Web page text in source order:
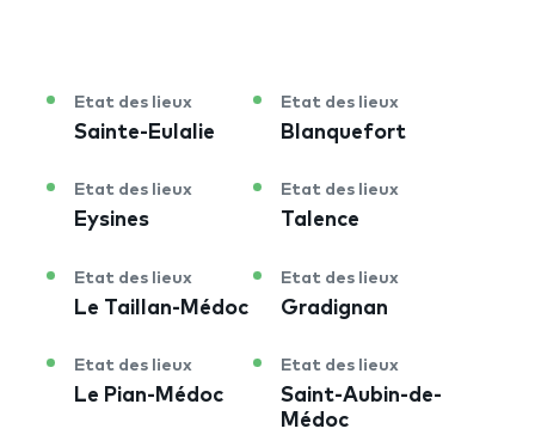
Etat des lieux
Sainte-Eulalie
Etat des lieux
Blanquefort
Etat des lieux
Eysines
Etat des lieux
Talence
Etat des lieux
Le Taillan-Médoc
Etat des lieux
Gradignan
Etat des lieux
Le Pian-Médoc
Etat des lieux
Saint-Aubin-de-
Médoc